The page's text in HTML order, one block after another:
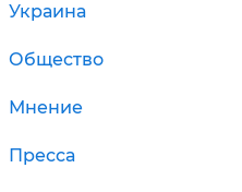
Украина
Общество
Мнение
Пресса